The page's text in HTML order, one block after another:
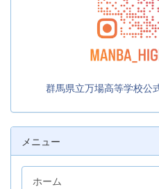
群馬県立万場高等学校公
メニュー
ホーム